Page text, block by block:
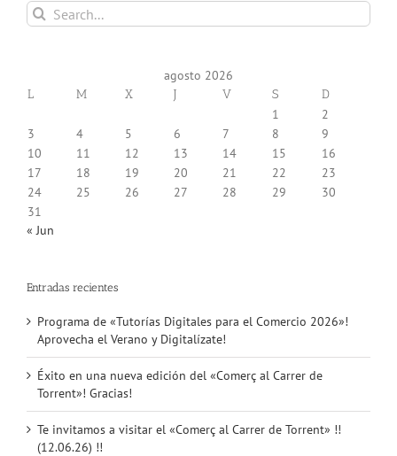
Search
for:
agosto 2026
L M X J V S D
1
2
3
4 5 6 7 8
9
10
11 12 13 14 15
16
17
18 19 20 21 22
23
24
25 26 27 28 29
30
31
« Jun
Entradas recientes
Programa de «Tutorías Digitales para el Comercio 2026»!
Aprovecha el Verano y Digitalízate!
Éxito en una nueva edición del «Comerç al Carrer de
Torrent»! Gracias!
Te invitamos a visitar el «Comerç al Carrer de Torrent» !!
(12.06.26) !!